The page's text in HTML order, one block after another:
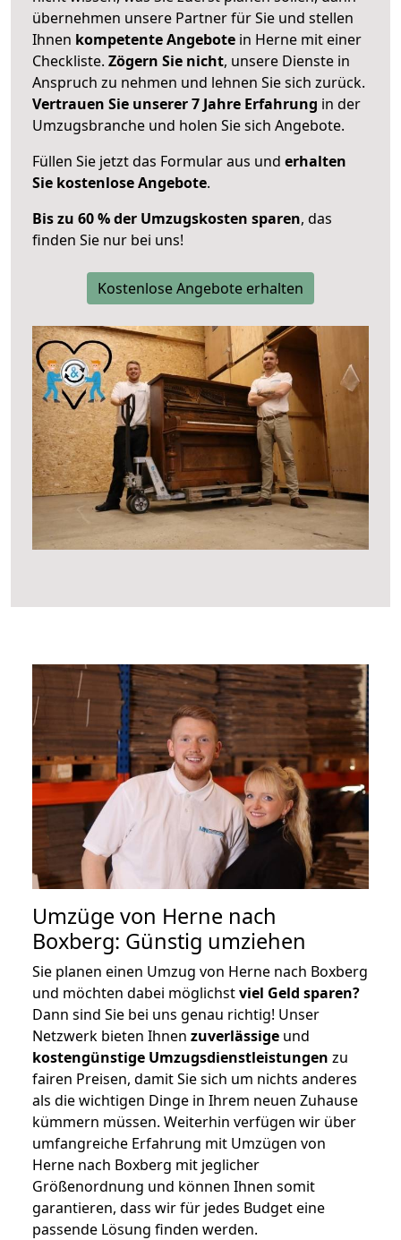
übernehmen unsere Partner für Sie und stellen
Ihnen kompetente Angebote in Herne mit einer
Checkliste. Zögern Sie nicht, unsere Dienste in
Anspruch zu nehmen und lehnen Sie sich zurück.
Vertrauen Sie unserer 7 Jahre Erfahrung in der
Umzugsbranche und holen Sie sich Angebote.
Füllen Sie jetzt das Formular aus und erhalten
Sie kostenlose Angebote.
Bis zu 60 % der Umzugskosten sparen, das
finden Sie nur bei uns!
Kostenlose Angebote erhalten
Umzüge von Herne nach
Boxberg: Günstig umziehen
Sie planen einen Umzug von Herne nach Boxberg
und möchten dabei möglichstviel Geld sparen?
Dann sind Sie bei uns genau richtig! Unser
Netzwerk bieten Ihnen zuverlässige und
kostengünstige Umzugsdienstleistungen zu
fairen Preisen, damit Sie sich um nichts anderes
als die wichtigen Dinge in Ihrem neuen Zuhause
kümmern müssen. Weiterhin verfügen wir über
umfangreiche Erfahrung mit Umzügen von
Herne nach Boxberg mit jeglicher
Größenordnung und können Ihnen somit
garantieren, dass wir für jedes Budget eine
passende Lösung finden werden.